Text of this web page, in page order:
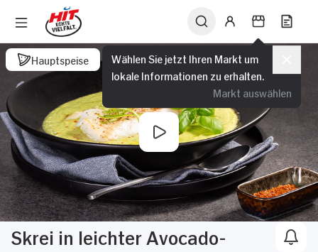
Wählen Sie jetzt Ihren Markt um
lokale Informationen zu erhalten.
Markt auswählen
Hauptspeise
Skrei in leichter Avocado-